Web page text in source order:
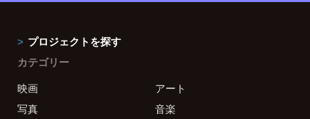
プロジェクトを探す
カテゴリー
映画
アート
写真
音楽